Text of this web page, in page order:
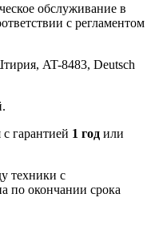
обслуживание в
с регламентом
AT-8483, Deutsch
с гарантией 1 год или
техники с
по окончании срока